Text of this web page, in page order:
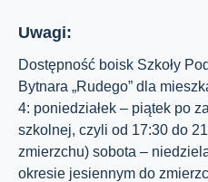
Uwagi:
Dostępność boisk Szkoły
Bytnara „Rudego” dla
4: poniedziałek – piątek po
szkolnej, czyli od 17:30 do
zmierzchu) sobota –
okresie jesiennym do